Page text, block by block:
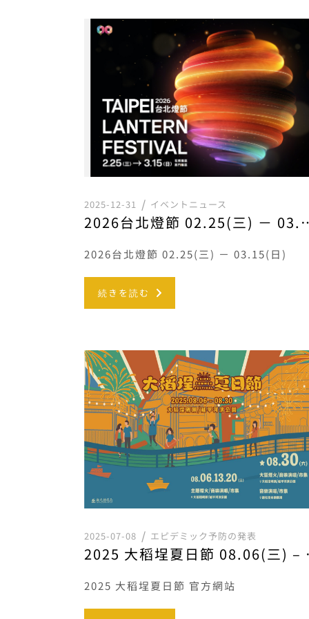
2025-12-31 イベントニュース
2026台北燈
2026台北燈節 02.25(三) － 03.15(日)
続きを読む
2025-07-08 エピデミック予防の発表
2025
2025 大稻埕夏日節 官方網站